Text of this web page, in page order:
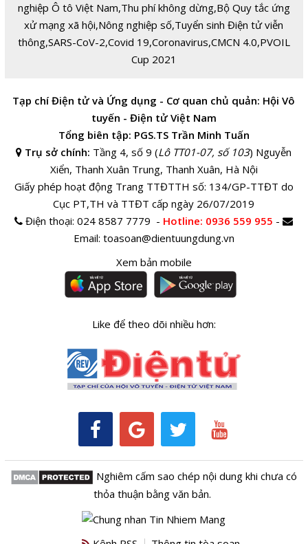
nghiệp Ô tô Việt Nam,Thu phí không dừng,Bộ Quy tắc ứng
xử mạng xã hội,Nông nghiệp số,Tuyển sinh Điện tử viễn
thông,SARS-CoV-2,Covid 19,Coronavirus,CMCN 4.0,PVOIL
Cup 2021
Tạp chí Điện tử và Ứng dụng - Cơ quan chủ quản: Hội Vô
tuyến - Điện tử Việt Nam
Tổng biên tập: PGS.TS Trần Minh Tuấn
Trụ sở chính: Tầng 4, số 9 (Lô TT01-07, số 103) Nguyễn
Xiển, Thanh Xuân Trung, Thanh Xuân, Hà Nội
Giấy phép hoạt động Trang TTĐTTH số: 134/GP-TTĐT do
Cục PT,TH và TTĐT cấp ngày 26/07/2019
Điện thoại:024 8587 7779 - Hotline: 0936 559 955 -
Email: toasoan@dientuungdung.vn
Xem bản mobile
Like để theo dõi nhiều hơn:
Nghiêm cấm sao chép nội dung khi chưa có
thỏa thuận bằng văn bản.